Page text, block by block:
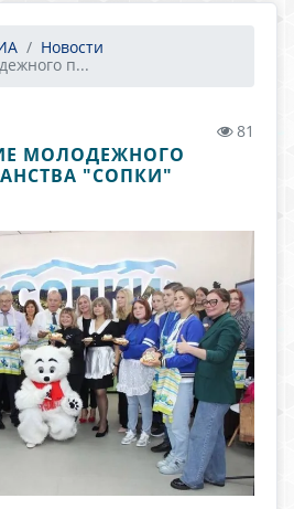
Новости
п...
81
МОЛОДЕЖНОГО
"СОПКИ"